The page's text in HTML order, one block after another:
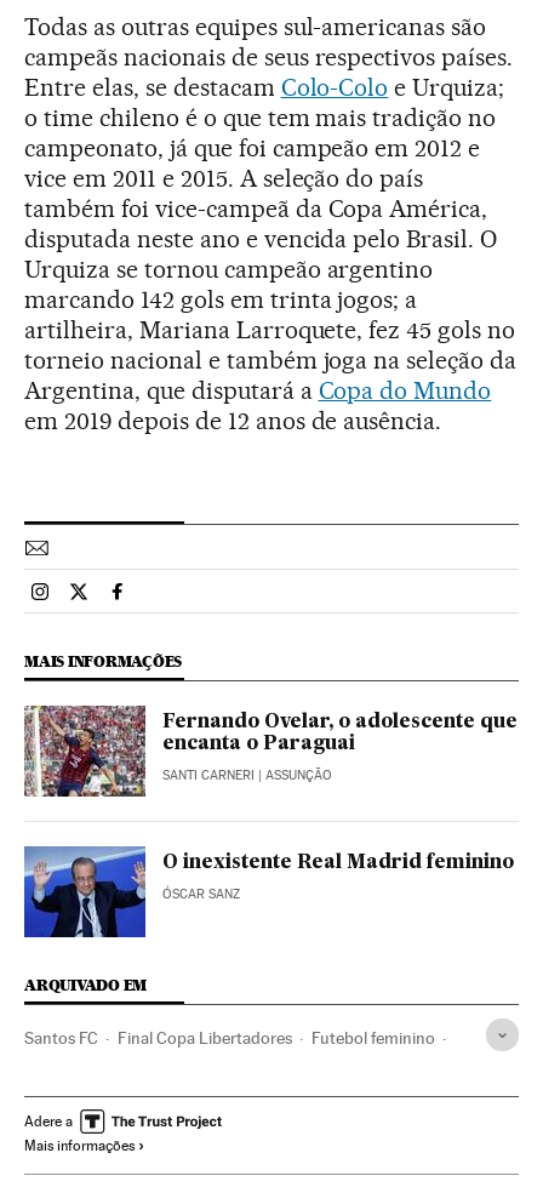
Todas as outras equipes sul-americanas são
campeãs nacionais de seus respectivos países.
Entre elas, se destacam Colo-Colo e Urquiza;
o time chileno é o que tem mais tradição no
campeonato, já que foi campeão em 2012 e
vice em 2011 e 2015. A seleção do país
também foi vice-campeã da Copa América,
disputada neste ano e vencida pelo Brasil. O
Urquiza se tornou campeão argentino
marcando 142 gols em trinta jogos; a
artilheira, Mariana Larroquete, fez 45 gols no
torneio nacional e também joga na seleção da
Argentina, que disputará a Copa do Mundo
em 2019 depois de 12 anos de ausência.
Esportes El País Brasil en Instagram
Esportes El País Brasil en Twitter
Esportes El País Brasil en Facebook
MAIS INFORMAÇÕES
Fernando Ovelar, o adolescente que
encanta o Paraguai
SANTI CARNERI | ASSUNÇÃO
O inexistente Real Madrid feminino
ÓSCAR SANZ
ARQUIVADO EM
Santos FC Final Copa Libertadores Futebol feminino
América do Sul América Latina
Copa Libertadores 2018
Adere a
Mais informações